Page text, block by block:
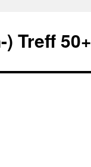
Treff 50+